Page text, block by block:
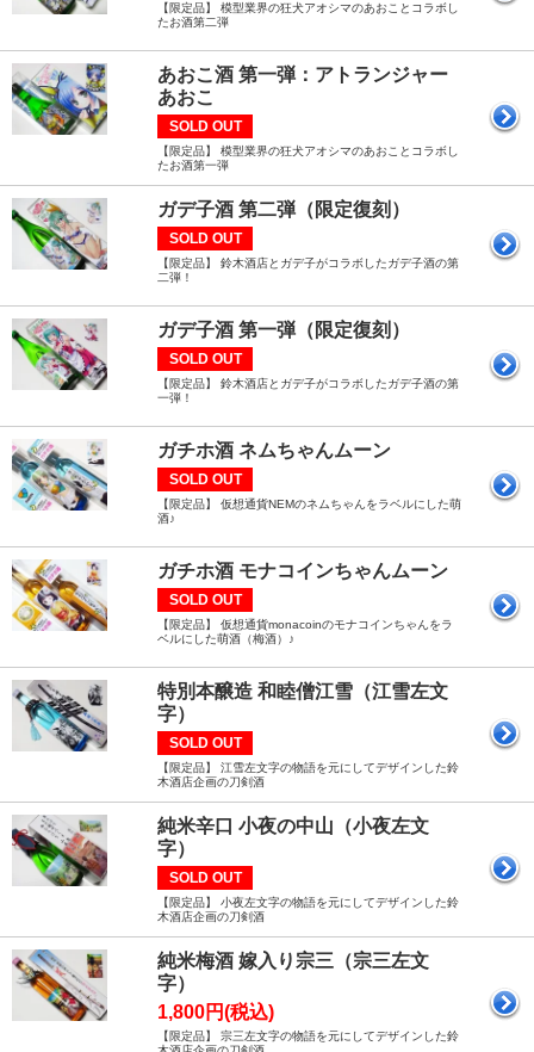
【限定品】 模型業界の狂犬アオシマのあおことコラボし
たお酒第二弾
あおこ酒 第一弾：アトランジャー
あおこ
SOLD OUT
【限定品】 模型業界の狂犬アオシマのあおことコラボし
たお酒第一弾
ガデ子酒 第二弾（限定復刻）
SOLD OUT
【限定品】 鈴木酒店とガデ子がコラボしたガデ子酒の第
二弾！
ガデ子酒 第一弾（限定復刻）
SOLD OUT
【限定品】 鈴木酒店とガデ子がコラボしたガデ子酒の第
一弾！
ガチホ酒 ネムちゃんムーン
SOLD OUT
【限定品】 仮想通貨NEMのネムちゃんをラベルにした萌
酒♪
ガチホ酒 モナコインちゃんムーン
SOLD OUT
【限定品】 仮想通貨monacoinのモナコインちゃんをラ
ベルにした萌酒（梅酒）♪
特別本醸造 和睦僧江雪（江雪左文
字）
SOLD OUT
【限定品】 江雪左文字の物語を元にしてデザインした鈴
木酒店企画の刀剣酒
純米辛口 小夜の中山（小夜左文
字）
SOLD OUT
【限定品】 小夜左文字の物語を元にしてデザインした鈴
木酒店企画の刀剣酒
純米梅酒 嫁入り宗三（宗三左文
字）
1,800円(税込)
【限定品】 宗三左文字の物語を元にしてデザインした鈴